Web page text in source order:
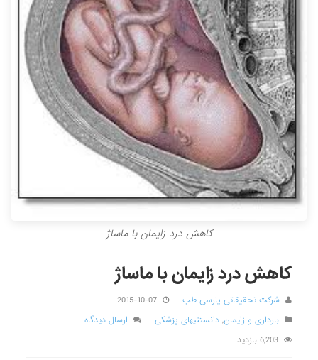
کاهش درد زایمان با ماساژ
کاهش درد زایمان با ماساژ
شرکت تحقیقاتی پارسی طب
2015-10-07
بارداری و زایمان,دانستنیهای پزشکی
ارسال دیدگاه
6,203 بازدید